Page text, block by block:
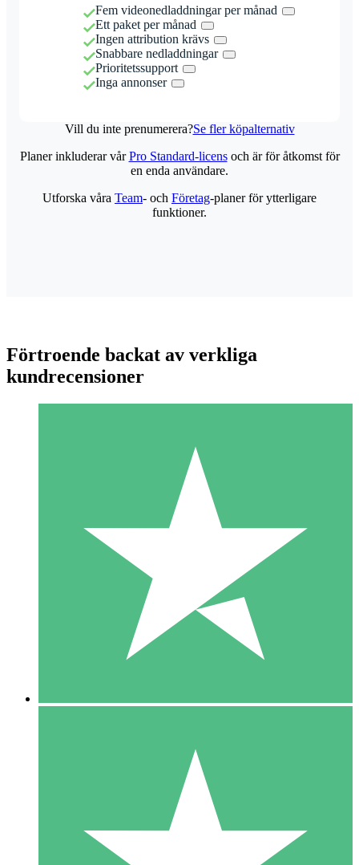
Fem videonedladdningar per månad
Ett paket per månad
Ingen attribution krävs
Snabbare nedladdningar
Prioritetssupport
Inga annonser
Vill du inte prenumerera?Se fler köpalternativ
Individuella Kreditpaket
Betala per användning med nedladdningskrediter. Inget
1 Nedladdningar
10 00
10 Nedladdningar
20 00
Planer inkluderar vårPro Standard-licensoch är för åtkomst för
en enda användare.
Utforska våra Team- och Företag-planer för ytterligare
funktioner.
Förtroende backat av verkliga
kundrecensioner